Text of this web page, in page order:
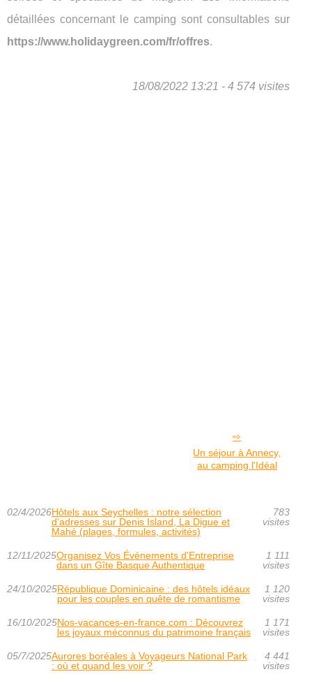
détaillées concernant le camping sont consultables sur
https://www.holidaygreen.com/fr/offres.
18/08/2022 13:21 - 4 574 visites
Un séjour à Annecy,
au camping l'Idéal
02/4/2026Hôtels aux Seychelles : notre sélection
d’adresses sur Denis Island, La Digue et
Mahé (plages, formules, activités)
783
visites
12/11/2025Organisez Vos Événements d'Entreprise
dans un Gîte Basque Authentique
1 111
visites
24/10/2025République Dominicaine : des hôtels idéaux
pour les couples en quête de romantisme
1 120
visites
16/10/2025Nos-vacances-en-france.com : Découvrez
les joyaux méconnus du patrimoine français
1 171
visites
05/7/2025Aurores boréales à Voyageurs National Park
: où et quand les voir ?
4 441
visites